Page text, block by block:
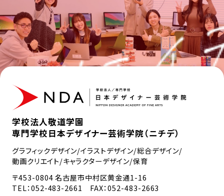
学校法人敬道学園
専門学校日本デザイナー芸術学院（ニチデ）
グラフィックデザイン/イラストデザイン/総合デザイン/
動画クリエイト/キャラクターデザイン/保育
〒453-0804 名古屋市中村区黄金通1-16
TEL：052-483-2661 FAX：052-483-2663